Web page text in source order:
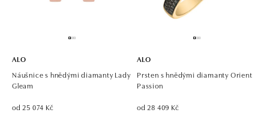
ALO
Náušnice s hnědými diamanty Lady
Gleam
od 25 074 Kč
ALO
Prsten s hnědými diamanty Orient
Passion
od 28 409 Kč